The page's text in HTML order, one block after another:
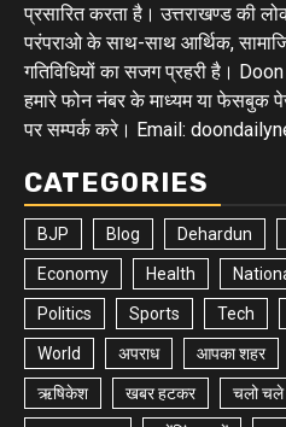
प्रसारित करता है। उत्तराखण्ड की
परंपराओ के साथ-साथ आर्थिक,
गतिविधियों का सजग प्रहरी है।
हमारे फोन नंबर के माध्यम या फेसबुक
पर सम्पर्क करे। Email:
CATEGORIES
BJP Blog Dehardun
Economy Health
Politics Sports Tech
World अपराध आपका शहर
ऋषिकेश खबर हटकर चलो चले